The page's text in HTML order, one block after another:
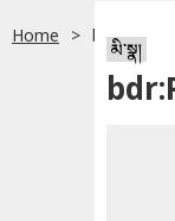
Home bdr:P6962
མི་སྣ།